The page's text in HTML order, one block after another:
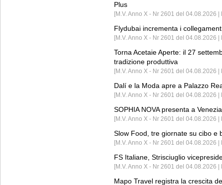
Plus
[M.V. Anno X - Nr 2601 del 04.08.2026 |
Flydubai incrementa i
[M.V. Anno X - Nr 2601 del 04.08.2026 |
Torna Acetaie Aperte: il 27
tradizione produttiva
[M.V. Anno X - Nr 2601 del 04.08.2026 |
Dalí e la Moda apre a Palazzo
[M.V. Anno X - Nr 2601 del 04.08.2026 |
SOPHIA NOVA presenta a
[M.V. Anno X - Nr 2601 del 04.08.2026
Slow Food, tre giornate su cibo e
[M.V. Anno X - Nr 2601 del 04.08.2026 |
FS Italiane, Strisciuglio
[M.V. Anno X - Nr 2601 del 04.08.2026 |
Mapo Travel registra la crescita